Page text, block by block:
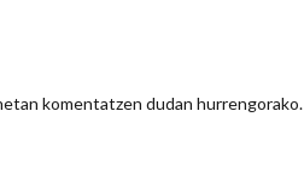
komentatzen dudan hurrengorako.